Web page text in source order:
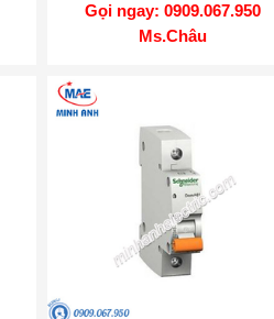
Gọi ngay: 0909.067.950
Ms.Châu